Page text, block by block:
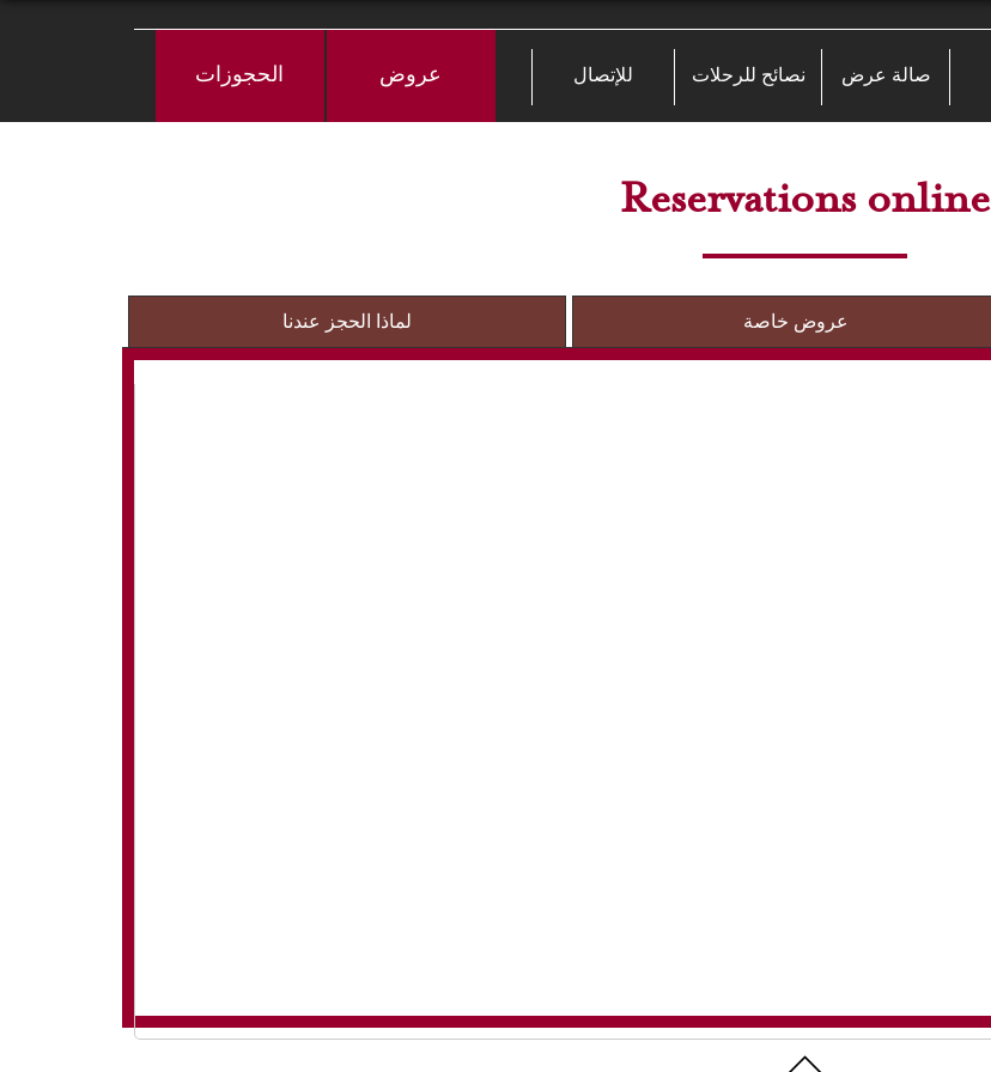
صالة عرض نصائح للرحلات للإتصال عروض الحجوزات
Reservations online
عروض خاصة لماذا الحجز عندنا